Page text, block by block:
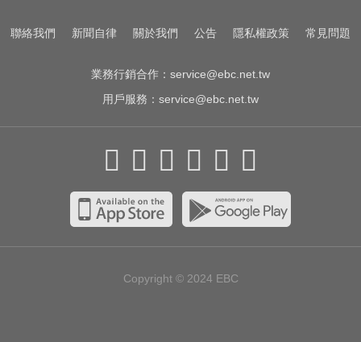
NBA／名人堂傳奇教練尼爾森辭世
聯絡我們 新聞自律 關於我們 公告 隱私權政策 常見問題
業務行銷合作： service@ebc.net.tw
用戶服務： service@ebc.net.tw
Copyright © 2024 EBC